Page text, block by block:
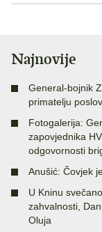
Najnovije
General-bojnik
primatelju
Fotogalerija:
zapovjednika
odgovornosti
Anušić: Čovjek
U Kninu
zahvalnosti,
Oluja